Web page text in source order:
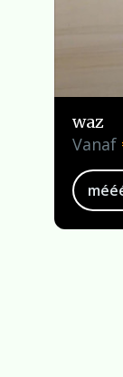
waz
Vanaf